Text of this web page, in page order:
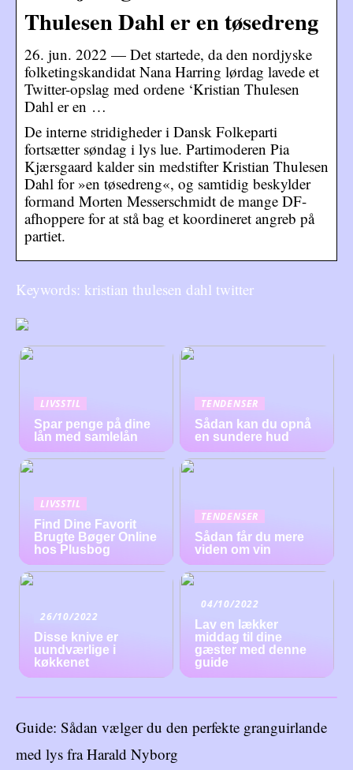
Thulesen Dahl er en tøsedreng
26. jun. 2022 — Det startede, da den nordjyske
folketingskandidat Nana Harring lørdag lavede et
Twitter-opslag med ordene ‘Kristian Thulesen
Dahl er en …
De interne stridigheder i Dansk Folkeparti
fortsætter søndag i lys lue. Partimoderen Pia
Kjærsgaard kalder sin medstifter Kristian Thulesen
Dahl for »en tøsedreng«, og samtidig beskylder
formand Morten Messerschmidt de mange DF-
afhoppere for at stå bag et koordineret angreb på
partiet.
Keywords: kristian thulesen dahl twitter
LIVSSTIL
Spar penge på dine
lån med samlelån
TENDENSER
Sådan kan du opnå
en sundere hud
LIVSSTIL
Find Dine Favorit
Brugte Bøger Online
hos Plusbog
TENDENSER
Sådan får du mere
viden om vin
26/10/2022
Disse knive er
uundværlige i
køkkenet
04/10/2022
Lav en lækker
middag til dine
gæster med denne
guide
Guide: Sådan vælger du den perfekte granguirlande
med lys fra Harald Nyborg